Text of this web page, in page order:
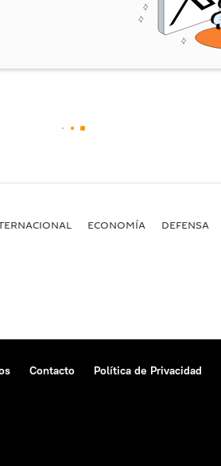
ECONOMÍA DEFENSA
Contacto Política de Privacidad